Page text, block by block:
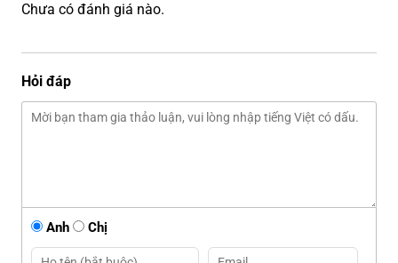
Chưa có đánh giá nào.
Hỏi đáp
Anh Chị